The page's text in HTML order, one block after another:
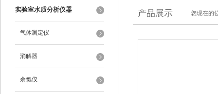
实验室水质分析仪器
气体测定仪
消解器
余氯仪
产品展示 您现在的